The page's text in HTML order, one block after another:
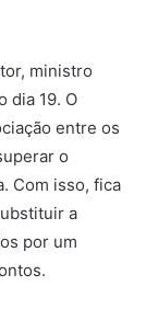
ministro
dia 19. O
entre os
o
Com isso, fica
a
por um